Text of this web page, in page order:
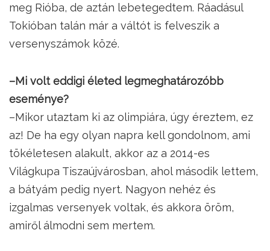
meg Rióba, de aztán lebetegedtem. Ráadásul
Tokióban talán már a váltót is felveszik a
versenyszámok közé.
–Mi volt eddigi életed legmeghatározóbb
eseménye?
–Mikor utaztam ki az olimpiára, úgy éreztem, ez
az! De ha egy olyan napra kell gondolnom, ami
tökéletesen alakult, akkor az a 2014-es
Világkupa Tiszaújvárosban, ahol második lettem,
a bátyám pedig nyert. Nagyon nehéz és
izgalmas versenyek voltak, és akkora öröm,
amiről álmodni sem mertem.